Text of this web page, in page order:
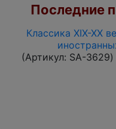
Последние
Классика XIX-XX
(Артикул: SA-3629)